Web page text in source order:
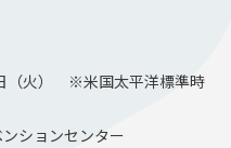
（火） ※米国太平洋標準時
ションセンター